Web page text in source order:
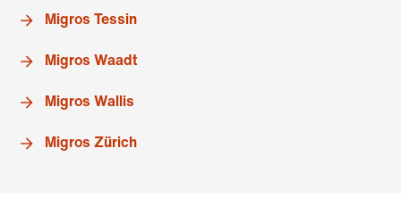
Migros Tessin
Migros Waadt
Migros Wallis
Migros Zürich